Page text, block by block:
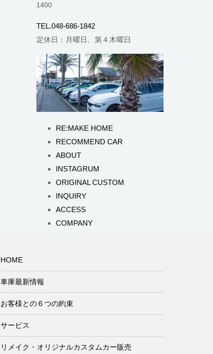
1400
TEL.048-686-1842
定休日：月曜日、第４木曜日
RE:MAKE HOME
RECOMMEND CAR
ABOUT
INSTAGRUM
ORIGINAL CUSTOM
INQUIRY
ACCESS
COMPANY
HOME
車庫最新情報
お客様との６つの約束
サービス
リメイク・オリジナルカスタムカー販売